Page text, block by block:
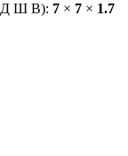
Ш В): 7 × 7 × 1.7